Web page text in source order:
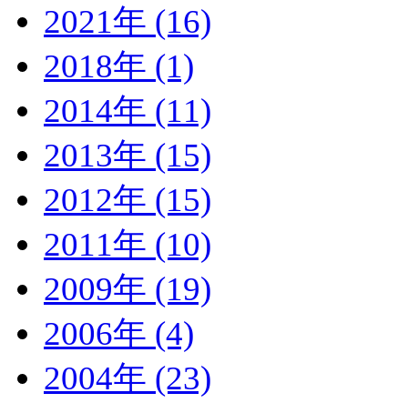
2021年 (16)
2018年 (1)
2014年 (11)
2013年 (15)
2012年 (15)
2011年 (10)
2009年 (19)
2006年 (4)
2004年 (23)